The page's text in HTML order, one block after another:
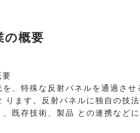
の概要
要
を、特殊な反射パネルを通過さ
ります。反射パネルに独自の技
、既存技術、製品 との連携など